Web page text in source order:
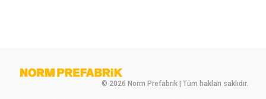
© 2026 Norm Prefabrik | Tüm hakları saklıdır.